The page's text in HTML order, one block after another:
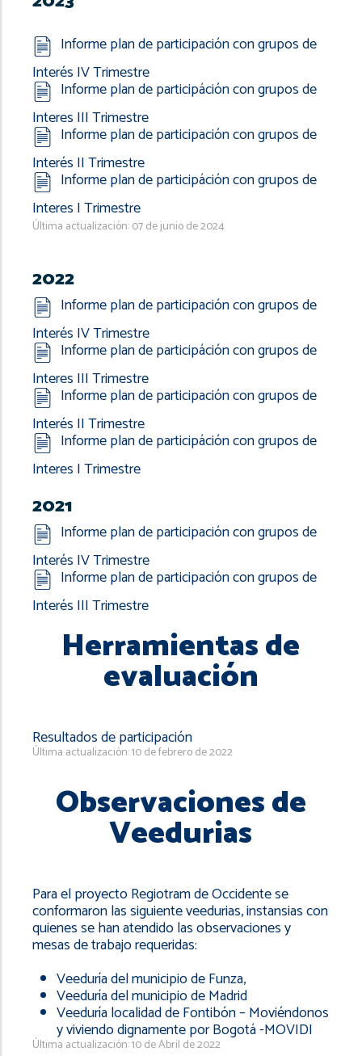
Informe plan de participación con grupos de
Interés IV Trimestre
Informe plan de participáción con grupos de
Interes III Trimestre
Informe plan de participación con grupos de
Interés II Trimestre
Informe plan de participáción con grupos de
Interes I Trimestre
Última actualización: 07 de junio de 2024
2022
Informe plan de participación con grupos de
Interés IV Trimestre
Informe plan de participáción con grupos de
Interes III Trimestre
Informe plan de participación con grupos de
Interés II Trimestre
Informe plan de participáción con grupos de
Interes I Trimestre
2021
Informe plan de participación con grupos de
Interés IV Trimestre
Informe plan de participación con grupos de
Interés III Trimestre
Herramientas de
evaluación
Resultados de participación
Última actualización: 10 de febrero de 2022
Observaciones de
Veedurias
Para el proyecto Regiotram de Occidente se
conformaron las siguiente veedurias, instansias con
quienes se han atendido las observaciones y
mesas de trabajo requeridas:
Veeduría del municipio de Funza,
Veeduría del municipio de Madrid
Veeduría localidad de Fontibón – Moviéndonos
y viviendo dignamente por Bogotá -MOVIDI
Última actualización: 10 de Abril de 2022